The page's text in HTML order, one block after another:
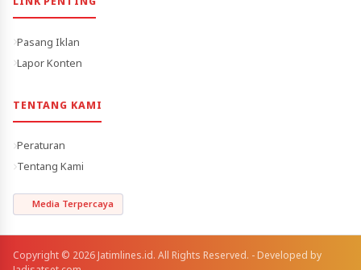
Pasang Iklan
Lapor Konten
TENTANG KAMI
Peraturan
Tentang Kami
Media Terpercaya
Copyright © 2026 Jatimlines.id. All Rights Reserved. - Developed by